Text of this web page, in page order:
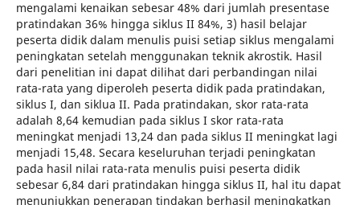
mengalami kenaikan sebesar 48% dari jumlah presentase
pratindakan 36% hingga siklus II 84%, 3) hasil belajar
peserta didik dalam menulis puisi setiap siklus mengalami
peningkatan setelah menggunakan teknik akrostik. Hasil
dari penelitian ini dapat dilihat dari perbandingan nilai
rata-rata yang diperoleh peserta didik pada pratindakan,
siklus I, dan siklua II. Pada pratindakan, skor rata-rata
adalah 8,64 kemudian pada siklus I skor rata-rata
meningkat menjadi 13,24 dan pada siklus II meningkat lagi
menjadi 15,48. Secara keseluruhan terjadi peningkatan
pada hasil nilai rata-rata menulis puisi peserta didik
sebesar 6,84 dari pratindakan hingga siklus II, hal itu dapat
menunjukkan penerapan tindakan berhasil meningkatkan